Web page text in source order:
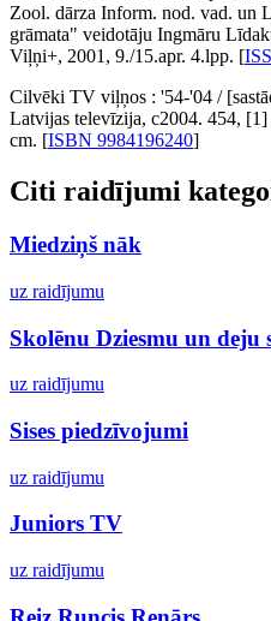
Zool. dārza Inform. nod. vad. un
grāmata" veidotāju Ingmāru
Viļņi+, 2001, 9./15.apr. 4.lpp. [
Cilvēki TV viļņos : '54-'04 /
Latvijas televīzija, c2004. 454,
cm. [ISBN 9984196240]
Citi raidījumi
Miedziņš nāk
uz raidījumu
Skolēnu Dziesmu un deju
uz raidījumu
Sises piedzīvojumi
uz raidījumu
Juniors TV
uz raidījumu